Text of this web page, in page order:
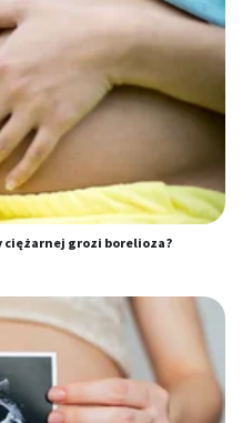
ciężarnej grozi borelioza?